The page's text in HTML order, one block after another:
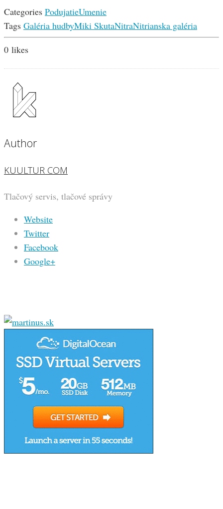
Categories PodujatieUmenie
Tags Galéria hudbyMiki SkutaNitraNitrianska galéria
0 likes
Author
KUULTUR COM
Tlačový servis, tlačové správy
Website
Twitter
Facebook
Google+